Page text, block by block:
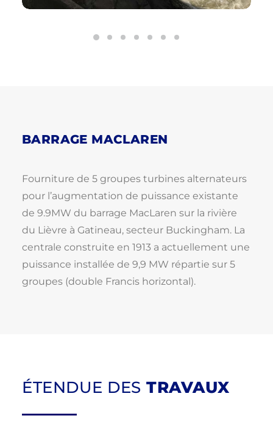
BARRAGE MACLAREN
Fourniture de 5 groupes turbines alternateurs
pour l’augmentation de puissance existante
de 9.9MW du barrage MacLaren sur la rivière
du Lièvre à Gatineau, secteur Buckingham. La
centrale construite en 1913 a actuellement une
puissance installée de 9,9 MW répartie sur 5
groupes (double Francis horizontal).
ÉTENDUE DES TRAVAUX